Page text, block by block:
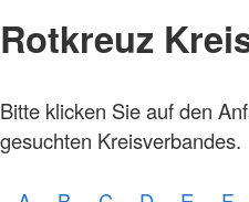
Rotkreuz
Bitte klicken Sie auf den
gesuchten Kreisverbandes.